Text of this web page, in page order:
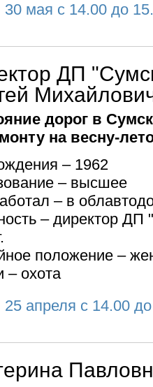
30 мая с 14.00 до
ДП
дорог в
на весну-
– 1962
– высшее
– в
– директор ДП
положение –
– охота
апреля с 14.00